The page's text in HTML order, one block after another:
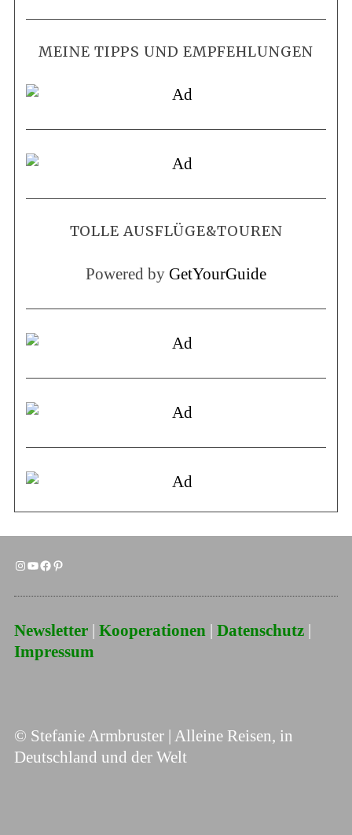
MEINE TIPPS UND EMPFEHLUNGEN
TOLLE AUSFLÜGE&TOUREN
Powered by GetYourGuide
Newsletter| Kooperationen | Datenschutz|
Impressum
© Stefanie Armbruster | Alleine Reisen, in
Deutschland und der Welt